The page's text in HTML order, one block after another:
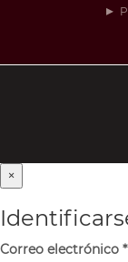
×
Correo electrónico *